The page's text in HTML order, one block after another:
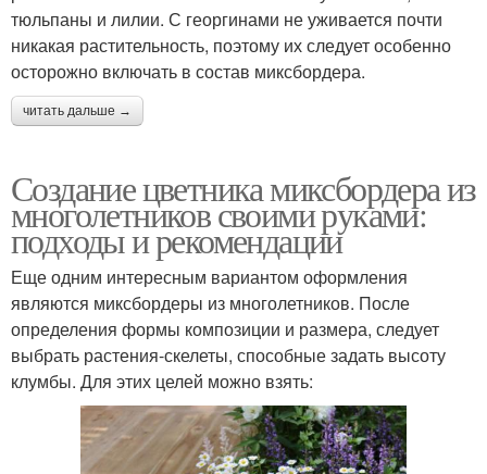
тюльпаны и лилии. С георгинами не уживается почти
никакая растительность, поэтому их следует особенно
осторожно включать в состав миксбордера.
читать дальше →
Создание цветника миксбордера из
многолетников своими руками:
подходы и рекомендации
Еще одним интересным вариантом оформления
являются миксбордеры из многолетников. После
определения формы композиции и размера, следует
выбрать растения-скелеты, способные задать высоту
клумбы. Для этих целей можно взять: